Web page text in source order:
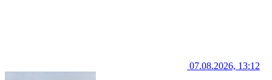
07.08.2026, 13:12